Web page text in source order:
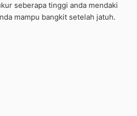
seberapa tinggi anda mendaki
mampu bangkit setelah jatuh.